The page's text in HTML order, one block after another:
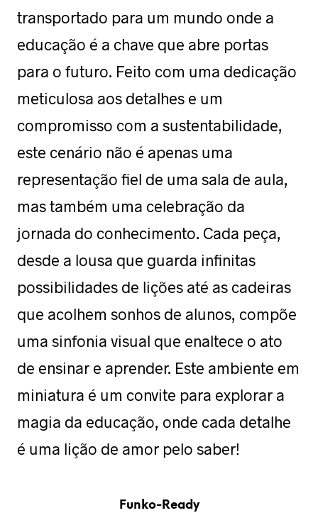
transportado para um mundo onde a
educação é a chave que abre portas
para o futuro. Feito com uma dedicação
meticulosa aos detalhes e um
compromisso com a sustentabilidade,
este cenário não é apenas uma
representação fiel de uma sala de aula,
mas também uma celebração da
jornada do conhecimento. Cada peça,
desde a lousa que guarda infinitas
possibilidades de lições até as cadeiras
que acolhem sonhos de alunos, compõe
uma sinfonia visual que enaltece o ato
de ensinar e aprender. Este ambiente em
miniatura é um convite para explorar a
magia da educação, onde cada detalhe
é uma lição de amor pelo saber!
Funko-Ready